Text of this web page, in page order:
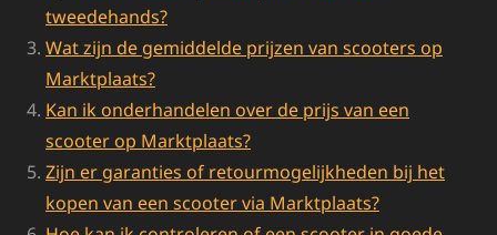
tweedehands?
Wat zijn de gemiddelde prijzen van scooters op
Marktplaats?
Kan ik onderhandelen over de prijs van een
scooter op Marktplaats?
Zijn er garanties of retourmogelijkheden bij het
kopen van een scooter via Marktplaats?